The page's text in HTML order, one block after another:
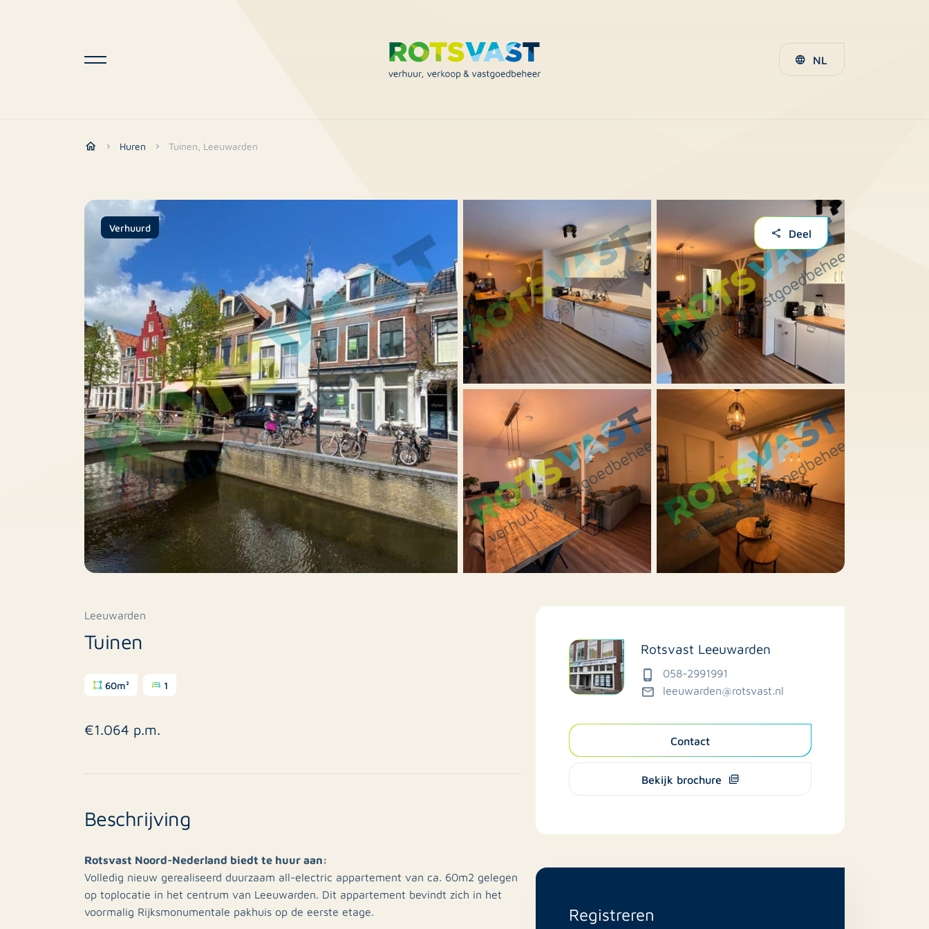
NL
Huren Tuinen, Leeuwarden
Deel
Verhuurd
Leeuwarden
Tuinen
60m² 1
€1.064 p.m.
Beschrijving
Rotsvast Noord-Nederland biedt te huur aan:
Volledig nieuw gerealiseerd duurzaam all-electric appartement van ca. 60m2 gelegen
op toplocatie in het centrum van Leeuwarden. Dit appartement bevindt zich in het
voormalig Rijksmonumentale pakhuis op de eerste etage.
Rotsvast Leeuwarden
058-2991991
leeuwarden@rotsvast.nl
Contact
Bekijk brochure
Registreren